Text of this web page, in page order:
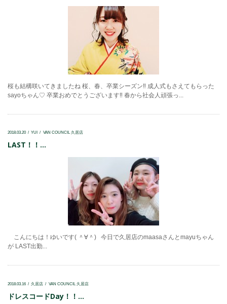
桜も結構咲いてきましたね 桜、春、卒業シーズン‼ 成人式もさえてもらった
sayoちゃん♡ 卒業おめでとうございます‼ 春から社会人頑張っ...
2018.03.20 YUI VAN COUNCIL 久居店
LAST！！...
こんにちは！ゆいです( ＾∀＾) 今日で久居店のmaasaさんとmayuちゃん
が LAST出勤...
2018.03.16 久居店 VAN COUNCIL 久居店
ドレスコードDay！！...